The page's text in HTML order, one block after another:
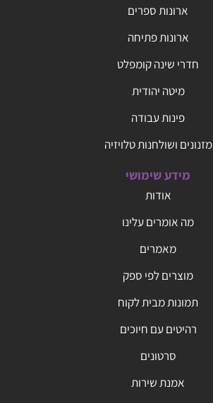
ארונות ספרים
ארונות פתיחה
חדרי שינה קומפלט
מיטה יהודית
פינות עבודה
מזנונים ושולחנות טלויזיה
מידע שימושי
אודות
מה אומרים עלינו
מאמרים
מוצרים לפי ספק
תמונות מבית לקוח
רהיטים עם חיוכים
סרטונים
אמנת שירות